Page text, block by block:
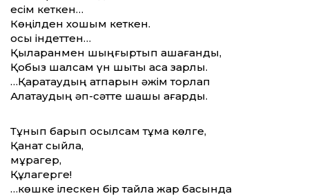
есім кеткен…
Көңілден хошым кеткен.
осы індеттен…
Қыларқанмен шыңғыртып қашағанды,
Қобыз шалсам үн шықты аса зарлы.
…Қаратаудың қатпарын әжім торлап
Алатаудың әп-сәтте шашы ағарды.
Тұнып барып қосылсам тұма көлге,
Қанат сыйла,
мұрагер,
Құлагерге!
…көшке ілескен бір тайлақ жар басында